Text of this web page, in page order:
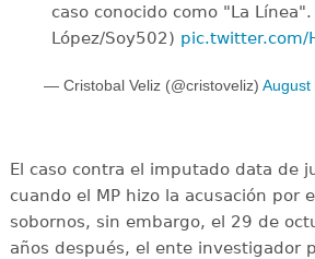
caso conocido como "La
López/Soy502) pic.twitter.com/
— Cristobal Veliz (@cristoveliz) August
El caso contra el imputado data de
cuando el MP hizo la acusación por
sobornos, sin embargo, el 29 de
años después, el ente investigador